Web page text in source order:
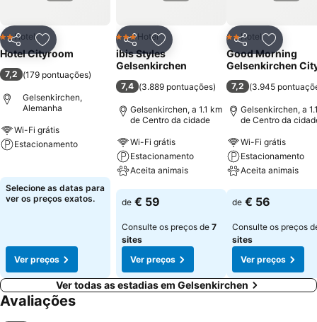
PartilharAdicionar aos favoritos
2 Estrelas
Hotel
Hotel Cityroom
7,2 (179 pontuações)
Gelsenkirchen,
Alemanha
Wi-Fi grátis
Estacionamento
Selecione as datas para
ver os preços exatos.
Ver preços
PartilharAdicionar aos favoritos
3 Estrelas
Hotel
ibis Styles
Gelsenkirchen
7,4 (3.889 pontuações)
Gelsenkirchen, a 1.1 km
de Centro da cidade
Wi-Fi grátis
Estacionamento
Aceita animais
Ver preços
de € 59
Consulte os preços de 7
sites
Ver preços
Partilhar
2 Estrelas
Hotel
Good Morning
Gelsenkirchen
7,2 (3.945
Gelsenkirchen, a
de Centro da
Wi-Fi grátis
Estacionamento
Aceita animais
Ver preços
de € 56
Consulte os preços
sites
Ver preços
Ver todas as estadias em Gelsenkirchen
Avaliações